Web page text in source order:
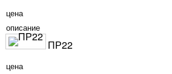
цена
описание
ПР22
цена